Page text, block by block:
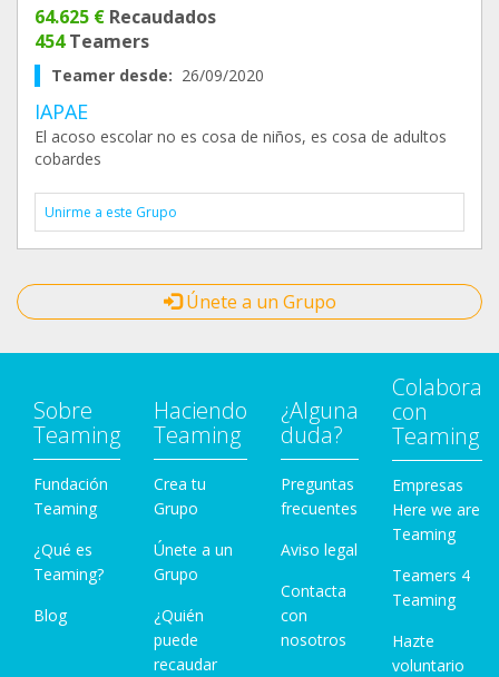
64.625 € Recaudados
454Teamers
Teamer desde: 26/09/2020
IAPAE
El acoso escolar no es cosa de niños, es cosa de adultos
cobardes
Unirme a este Grupo
Únete a un Grupo
Sobre
Teaming
Fundación
Teaming
¿Qué es
Teaming?
Blog
Haciendo
Teaming
Crea tu
Grupo
Únete a un
Grupo
¿Quién
puede
recaudar
¿Alguna
duda?
Preguntas
frecuentes
Aviso legal
Contacta
con
nosotros
Colabora
con
Teaming
Empresas
Here we are
Teaming
Teamers 4
Teaming
Hazte
voluntario